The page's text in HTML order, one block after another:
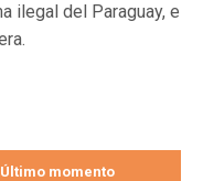
ilegal del Paraguay, e
Último momento